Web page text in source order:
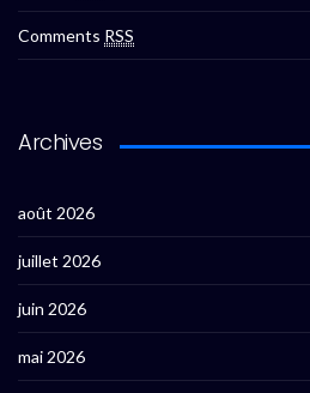
Comments RSS
Archives
août 2026
juillet 2026
juin 2026
mai 2026